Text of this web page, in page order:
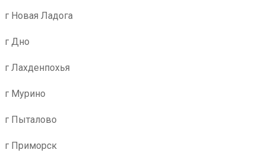
г Новая Ладога
г Дно
г Лахденпохья
г Мурино
г Пыталово
г Приморск